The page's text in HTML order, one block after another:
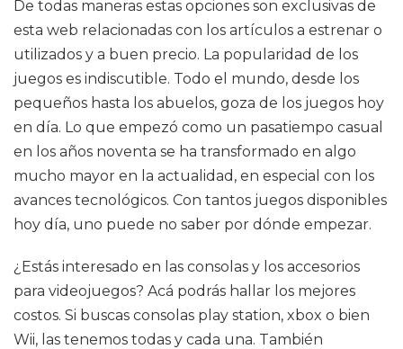
De todas maneras estas opciones son exclusivas de
esta web relacionadas con los artículos a estrenar o
utilizados y a buen precio. La popularidad de los
juegos es indiscutible. Todo el mundo, desde los
pequeños hasta los abuelos, goza de los juegos hoy
en día. Lo que empezó como un pasatiempo casual
en los años noventa se ha transformado en algo
mucho mayor en la actualidad, en especial con los
avances tecnológicos. Con tantos juegos disponibles
hoy día, uno puede no saber por dónde empezar.
¿Estás interesado en las consolas y los accesorios
para videojuegos? Acá podrás hallar los mejores
costos. Si buscas consolas play station, xbox o bien
Wii, las tenemos todas y cada una. También